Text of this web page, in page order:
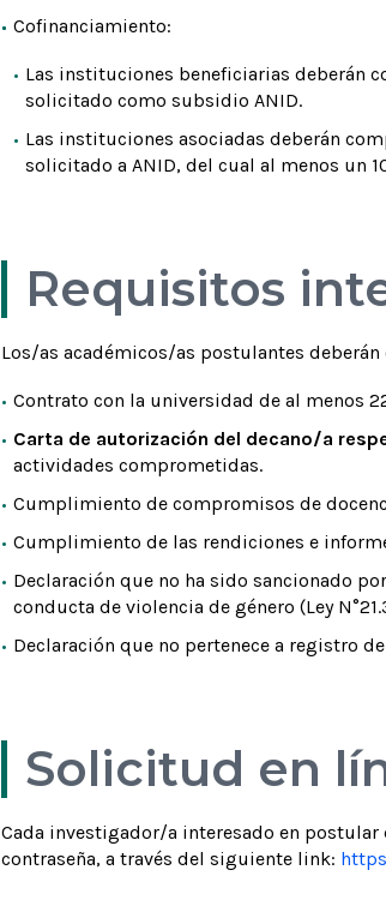
Cofinanciamiento:
Las instituciones beneficiarias deberán
solicitado como subsidio ANID.
Las instituciones asociadas deberán
solicitado a ANID, del cual al menos un
Requisitos
Los/as académicos/as postulantes deberán
Contrato con la universidad de al menos
Carta de autorización del decano/a
actividades comprometidas.
Cumplimiento de compromisos de
Cumplimiento de las rendiciones e
Declaración que no ha sido sancionado
conducta de violencia de género (Ley
Declaración que no pertenece a registro
Solicitud en
Cada investigador/a interesado en postular
contraseña, a través del siguiente link: